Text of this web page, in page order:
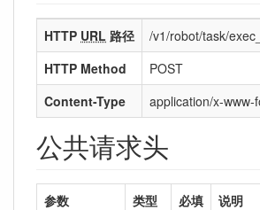
HTTP URL 路径
/v1/robot/task/
HTTP Method
POST
Content-Type
application/x-www-
公共请求头
参数 类型 必填
说明